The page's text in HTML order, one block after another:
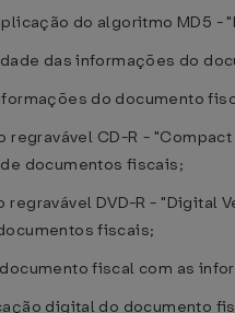
do algoritmo MD5 -
das informações do
do documento
regravável CD-R -
documentos fiscais;
regravável DVD-R - "Digital
fiscais;
fiscal com as
digital do documento